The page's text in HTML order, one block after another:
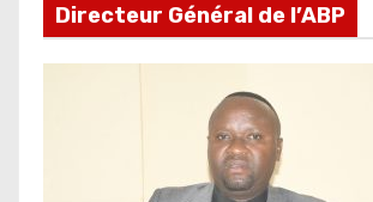
Directeur Général de l’ABP